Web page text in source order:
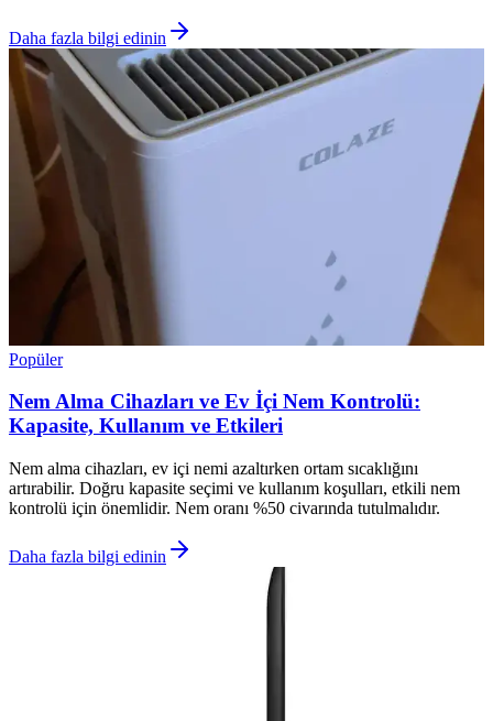
Daha fazla bilgi edinin
Popüler
Nem Alma Cihazları ve Ev İçi Nem Kontrolü:
Kapasite, Kullanım ve Etkileri
Nem alma cihazları, ev içi nemi azaltırken ortam sıcaklığını
artırabilir. Doğru kapasite seçimi ve kullanım koşulları, etkili nem
kontrolü için önemlidir. Nem oranı %50 civarında tutulmalıdır.
Daha fazla bilgi edinin